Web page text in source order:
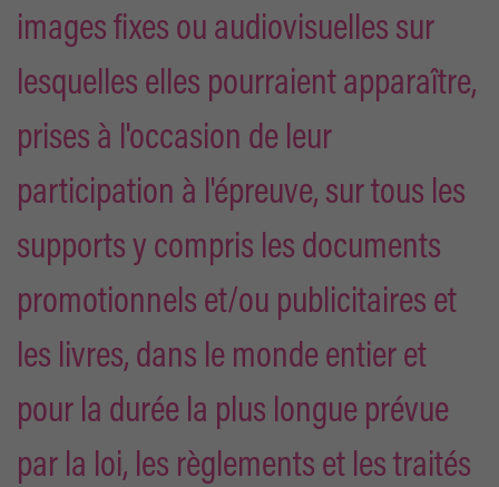
images fixes ou audiovisuelles sur
lesquelles elles pourraient apparaître,
prises à l'occasion de leur
participation à l'épreuve, sur tous les
supports y compris les documents
promotionnels et/ou publicitaires et
les livres, dans le monde entier et
pour la durée la plus longue prévue
par la loi, les règlements et les traités